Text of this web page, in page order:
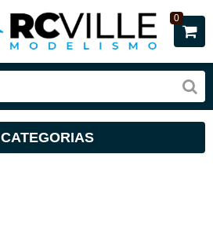
0
CATEGORIAS